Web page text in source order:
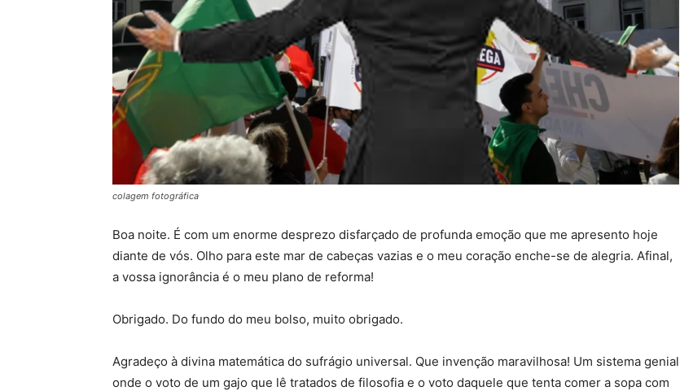
colagem fotográfica
Boa noite. É com um enorme desprezo disfarçado de profunda emoção que me apresento hoje
diante de vós. Olho para este mar de cabeças vazias e o meu coração enche-se de alegria. Afinal,
a vossa ignorância é o meu plano de reforma!
Obrigado. Do fundo do meu bolso, muito obrigado.
Agradeço à divina matemática do sufrágio universal. Que invenção maravilhosa! Um sistema genial
onde o voto de um gajo que lê tratados de filosofia e o voto daquele que tenta comer a sopa com